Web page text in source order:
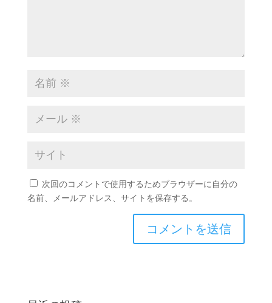
次回のコメントで使用するためブラウザーに自分の
名前、メールアドレス、サイトを保存する。